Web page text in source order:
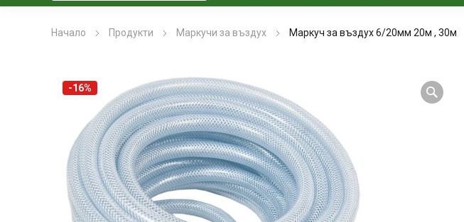
Начало Продукти Маркучи за въздух Маркуч за въздух 6/20мм 20м , 30м
-16%